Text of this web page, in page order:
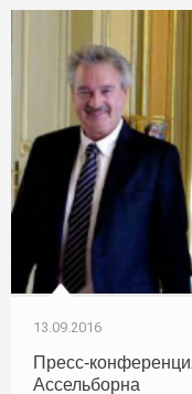
13.09.2016
Пресс-
Ассельборна